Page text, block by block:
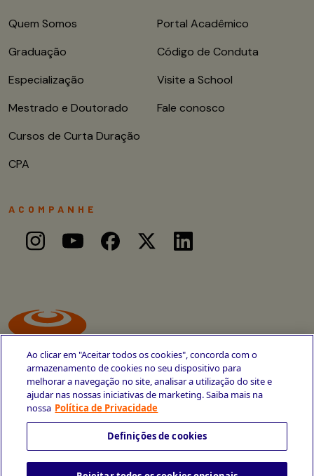
Avenida Cais do Apolo, 77
+55 81 3419-6700
Quem Somos
Graduação
Especialização
Mestrado e Doutorado
Cursos de Curta Duração
CPA
Portal Acadêmico
Código de Conduta
Visite a School
Fale conosco
ACOMPANHE
Ao clicar em "Aceitar todos os cookies", concorda com o
armazenamento de cookies no seu dispositivo para
melhorar a navegação no site, analisar a utilização do site e
ajudar nas nossas iniciativas de marketing. Saiba mais na
nossa Política de Privacidade
Definições de cookies